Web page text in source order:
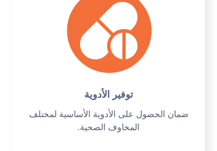
توفير الأدوية
ضمان الحصول على الأدوية الأساسية لمختلف
المخاوف الصحية.